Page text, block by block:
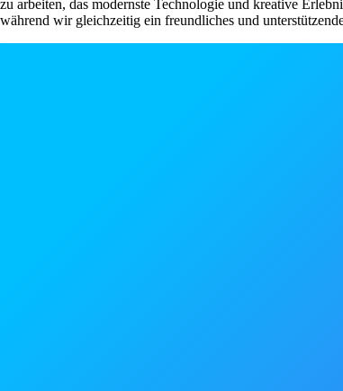
zu arbeiten, das modernste Technologie und kreative
während wir gleichzeitig ein freundliches und